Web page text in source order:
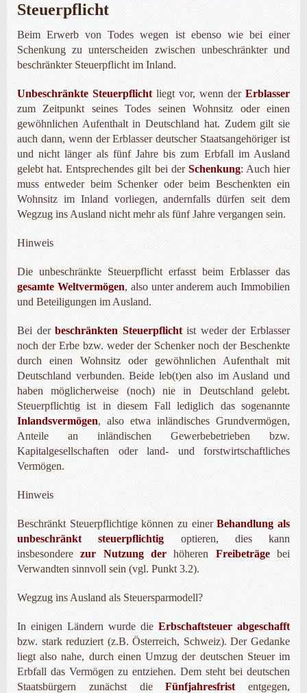
Steuerpflicht
Beim Erwerb von Todes wegen ist ebenso wie bei einer
Schenkung zu unterscheiden zwischen unbeschränkter und
beschränkter Steuerpflicht im Inland.
Unbeschränkte Steuerpflicht liegt vor, wenn der Erblasser
zum Zeitpunkt seines Todes seinen Wohnsitz oder einen
gewöhnlichen Aufenthalt in Deutschland hat. Zudem gilt sie
auch dann, wenn der Erblasser deutscher Staatsangehöriger ist
und nicht länger als fünf Jahre bis zum Erbfall im Ausland
gelebt hat. Entsprechendes gilt bei der Schenkung: Auch hier
muss entweder beim Schenker oder beim Beschenkten ein
Wohnsitz im Inland vorliegen, andernfalls dürfen seit dem
Wegzug ins Ausland nicht mehr als fünf Jahre vergangen sein.
Hinweis
Die unbeschränkte Steuerpflicht erfasst beim Erblasser das
gesamte Weltvermögen, also unter anderem auch Immobilien
und Beteiligungen im Ausland.
Bei derbeschränkten Steuerpflichtist weder der Erblasser
noch der Erbe bzw. weder der Schenker noch der Beschenkte
durch einen Wohnsitz oder gewöhnlichen Aufenthalt mit
Deutschland verbunden. Beide leb(t)en also im Ausland und
haben möglicherweise (noch) nie in Deutschland gelebt.
Steuerpflichtig ist in diesem Fall lediglich das sogenannte
Inlandsvermögen, also etwa inländisches Grundvermögen,
Anteile an inländischen Gewerbebetrieben bzw.
Kapitalgesellschaften oder land- und forstwirtschaftliches
Vermögen.
Hinweis
Beschränkt Steuerpflichtige können zu einerBehandlung als
unbeschränkt steuerpflichtig optieren, dies kann
insbesonderezur Nutzung der höheren Freibeträgebei
Verwandten sinnvoll sein (vgl. Punkt 3.2).
Wegzug ins Ausland als Steuersparmodell?
In einigen Ländern wurde die Erbschaftsteuer abgeschafft
bzw. stark reduziert (z.B. Österreich, Schweiz). Der Gedanke
liegt also nahe, durch einen Umzug der deutschen Steuer im
Erbfall das Vermögen zu entziehen. Dem steht bei deutschen
Staatsbürgern zunächst dieFünfjahresfrist entgegen,